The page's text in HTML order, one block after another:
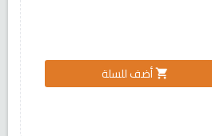
shopping_cartأضف للسلة